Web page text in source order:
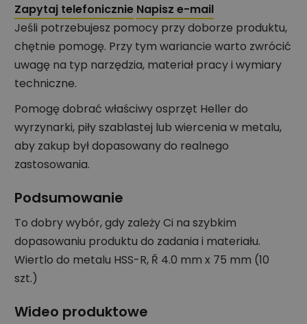
Zapytaj telefonicznie Napisz e-mail
Jeśli potrzebujesz pomocy przy doborze produktu,
chętnie pomogę. Przy tym wariancie warto zwrócić
uwagę na typ narzędzia, materiał pracy i wymiary
techniczne.
Pomogę dobrać właściwy osprzęt Heller do
wyrzynarki, piły szablastej lub wiercenia w metalu,
aby zakup był dopasowany do realnego
zastosowania.
Podsumowanie
To dobry wybór, gdy zależy Ci na szybkim
dopasowaniu produktu do zadania i materiału.
Wiertlo do metalu HSS-R, Ř 4.0 mm x 75 mm (10
szt.)
Wideo produktowe